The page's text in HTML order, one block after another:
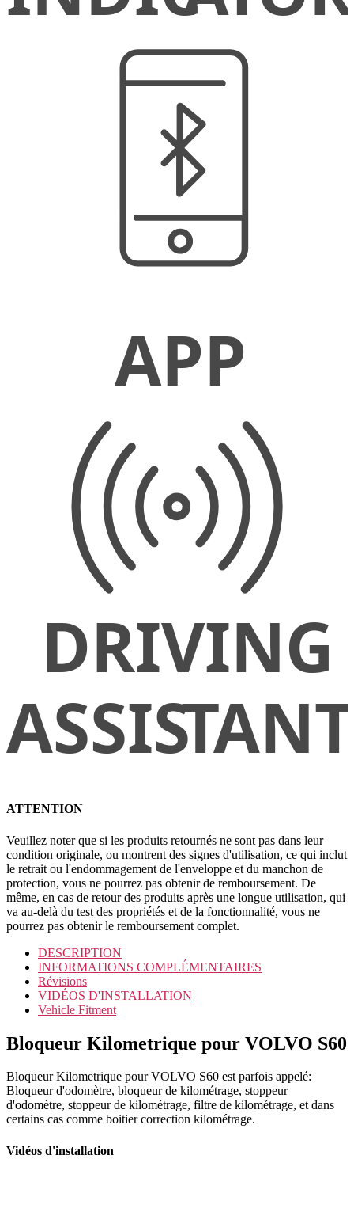
ATTENTION
Veuillez noter que si les produits retournés ne sont pas dans leur
condition originale, ou montrent des signes d'utilisation, ce qui inclut
le retrait ou l'endommagement de l'enveloppe et du manchon de
protection, vous ne pourrez pas obtenir de remboursement. De
même, en cas de retour des produits après une longue utilisation, qui
va au-delà du test des propriétés et de la fonctionnalité, vous ne
pourrez pas obtenir le remboursement complet.
DESCRIPTION
INFORMATIONS COMPLÉMENTAIRES
Révisions
VIDÉOS D'INSTALLATION
Vehicle Fitment
Bloqueur Kilometrique pour VOLVO S60
Bloqueur Kilometrique pour VOLVO S60 est parfois appelé:
Bloqueur d'odomètre, bloqueur de kilométrage, stoppeur
d'odomètre, stoppeur de kilométrage, filtre de kilométrage, et dans
certains cas comme boitier correction kilométrage.
Vidéos d'installation